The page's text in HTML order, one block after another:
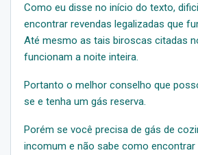
Como eu disse no início do texto,
encontrar revendas legalizadas que
Até mesmo as tais biroscas citadas
funcionam a noite inteira.
Portanto o melhor conselho que
se e tenha um gás reserva.
Porém se você precisa de gás de
incomum e não sabe como